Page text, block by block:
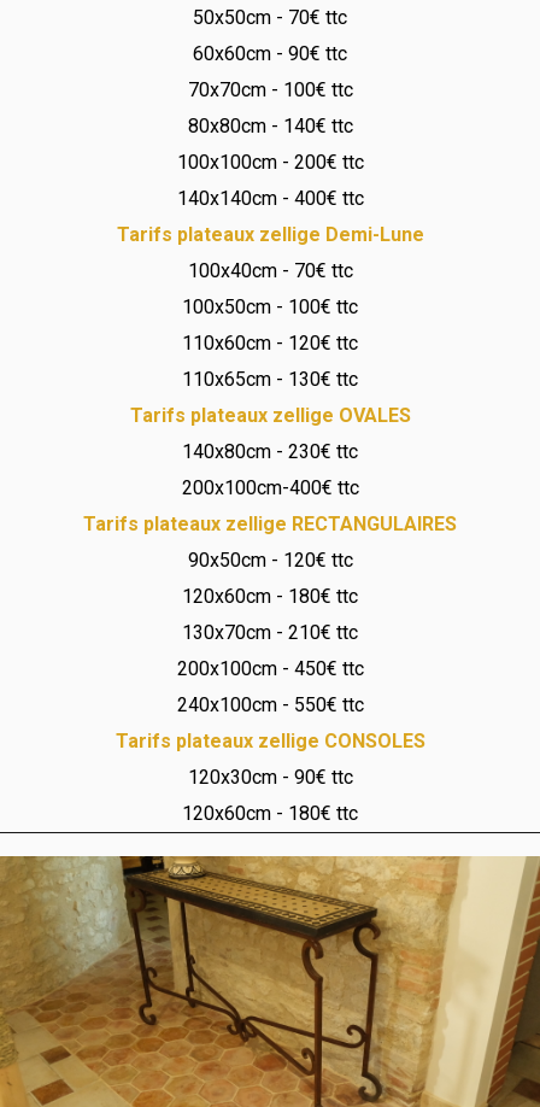
50x50cm - 70€ ttc
60x60cm - 90€ ttc
70x70cm - 100€ ttc
80x80cm - 140€ ttc
100x100cm - 200€ ttc
140x140cm - 400€ ttc
Tarifs plateaux zellige Demi-Lune
100x40cm - 70€ ttc
100x50cm - 100€ ttc
110x60cm - 120€ ttc
110x65cm - 130€ ttc
Tarifs plateaux zellige OVALES
140x80cm - 230€ ttc
200x100cm-400€ ttc
Tarifs plateaux zellige RECTANGULAIRES
90x50cm - 120€ ttc
120x60cm - 180€ ttc
130x70cm - 210€ ttc
200x100cm - 450€ ttc
240x100cm - 550€ ttc
Tarifs plateaux zellige CONSOLES
120x30cm - 90€ ttc
120x60cm - 180€ ttc